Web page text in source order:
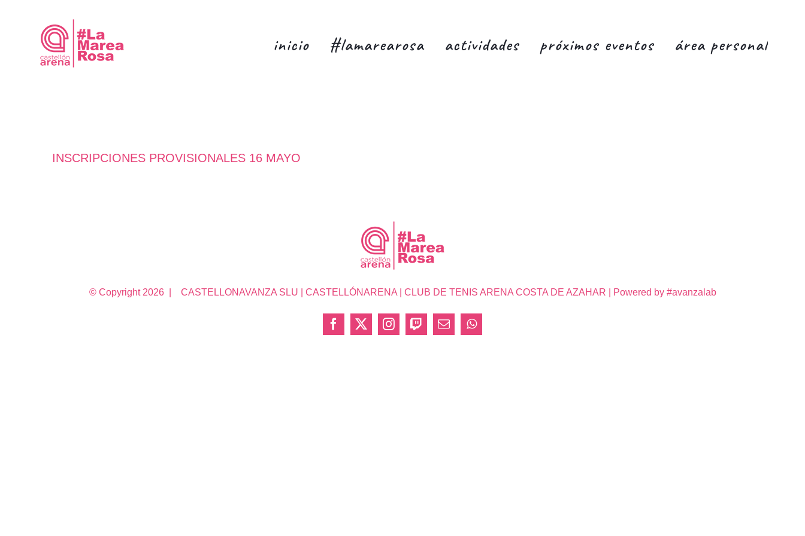
contenido
inicio #lamarearosa actividades próximos eventos área personal
INSCRIPCIONES PROVISIONALES 16 MAYO
© Copyright 2026 | CASTELLONAVANZA SLU | CASTELLÓNARENA | CLUB DE TENIS ARENA COSTA DE AZAHAR | Powered by #avanzalab
Facebook
X InstagramTwitchCorreoWhatsApp